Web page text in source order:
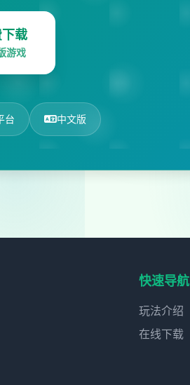
载
游戏
台 中文版
快速导航
玩法介绍
在线下载